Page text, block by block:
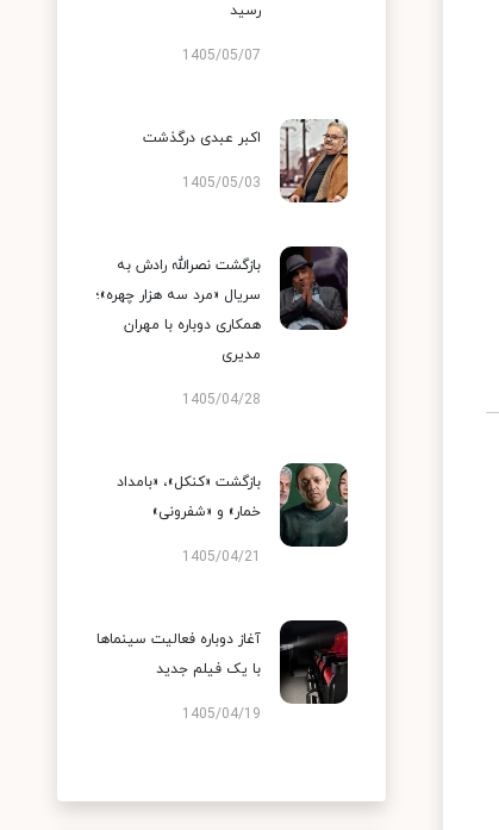
رسید
1405/05/07
اکبر عبدی درگذشت
1405/05/03
بازگشت نصرالله رادش به
سریال «مرد سه هزار چهره»؛
همکاری دوباره با مهران
مدیری
1405/04/28
بازگشت «کنکل»، «بامداد
خمار» و «شفرونی»
1405/04/21
آغاز دوباره فعالیت سینماها
با یک فیلم جدید
1405/04/19